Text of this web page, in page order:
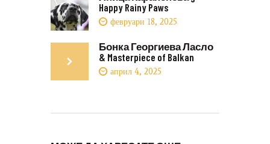
Happy Rainy Paws
февруари 18, 2025
Бонка Георгиева Ласло
& Masterpiece of Balkan
април 4, 2025